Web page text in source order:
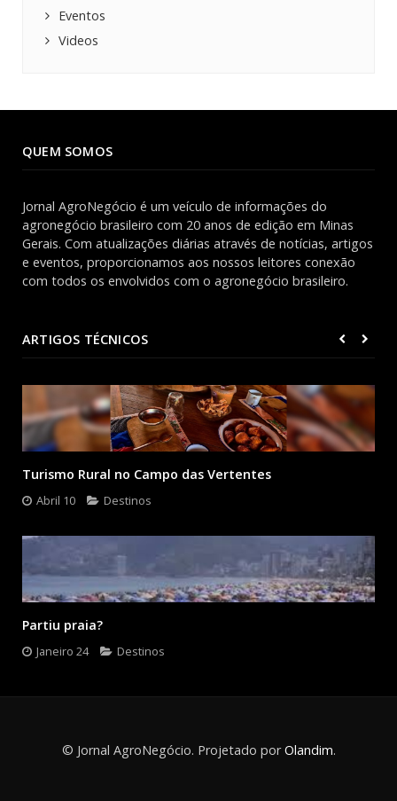
Eventos
Videos
QUEM SOMOS
Jornal AgroNegócio é um veículo de informações do
agronegócio brasileiro com 20 anos de edição em Minas
Gerais. Com atualizações diárias através de notícias, artigos
e eventos, proporcionamos aos nossos leitores conexão
com todos os envolvidos com o agronegócio brasileiro.
ARTIGOS TÉCNICOS
Turismo Rural no Campo das Vertentes
Abril 10 Destinos
Partiu praia?
Janeiro 24 Destinos
© Jornal AgroNegócio. Projetado porOlandim.